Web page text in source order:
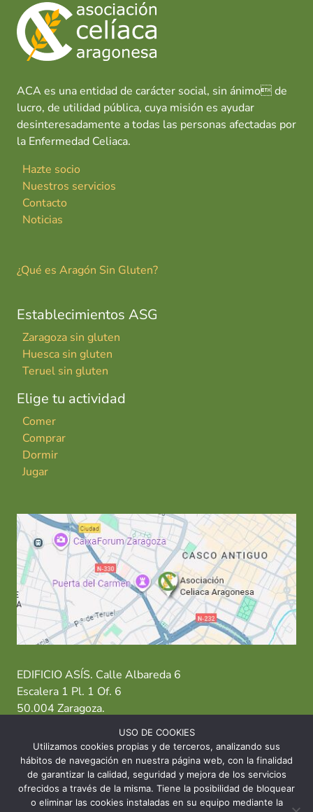
ACA es una entidad de carácter social, sin ánimo de
lucro, de utilidad pública, cuya misión es ayudar
desinteresadamente a todas las personas afectadas por
la Enfermedad Celiaca.
Hazte socio
Nuestros servicios
Contacto
Noticias
¿Qué es Aragón Sin Gluten?
Establecimientos ASG
Zaragoza sin gluten
Huesca sin gluten
Teruel sin gluten
Elige tu actividad
Comer
Comprar
Dormir
Jugar
EDIFICIO ASÍS. Calle Albareda 6
Escalera 1 Pl. 1 Of. 6
50.004 Zaragoza.
T: 976 484 949 M: 635 638 563
Sede Zaragoza·Sede Huesca· Sede Teruel
USO DE COOKIES
Utilizamos cookies propias y de terceros, analizando sus
hábitos de navegación en nuestra página web, con la finalidad
de garantizar la calidad, seguridad y mejora de los servicios
ofrecidos a través de la misma. Tiene la posibilidad de bloquear
o eliminar las cookies instaladas en su equipo mediante la